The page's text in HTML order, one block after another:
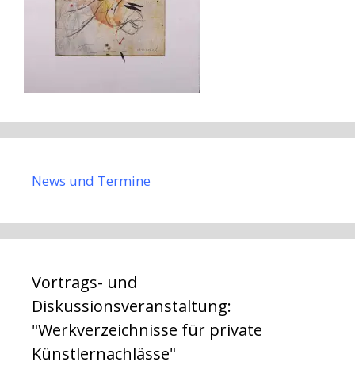
News und Termine
Vortrags- und
Diskussionsveranstaltung:
"Werkverzeichnisse für private
Künstlernachlässe"